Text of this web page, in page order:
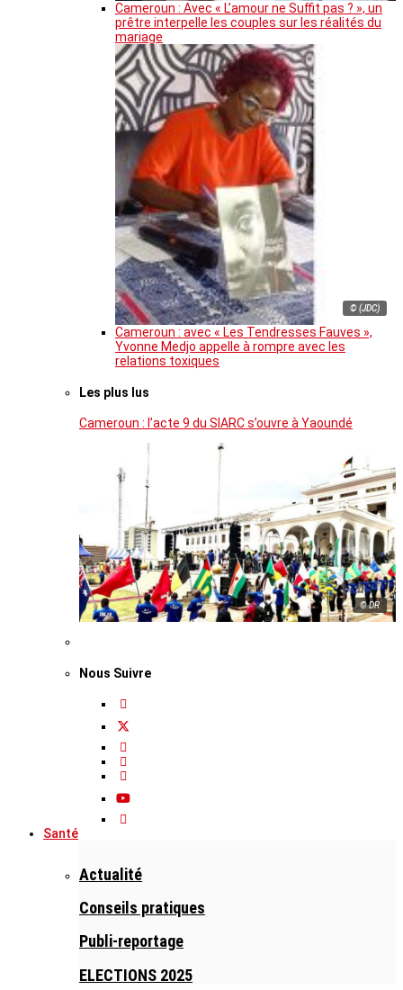
Cameroun : Avec « L’amour ne Suffit pas ? », un
prêtre interpelle les couples sur les réalités du
mariage
© (JDC)
Cameroun : avec « Les Tendresses Fauves »,
Yvonne Medjo appelle à rompre avec les
relations toxiques
Les plus lus
Cameroun : l’acte 9 du SIARC s’ouvre à Yaoundé
© DR
Nous Suivre
Santé
Actualité
Conseils pratiques
Publi-reportage
ELECTIONS 2025